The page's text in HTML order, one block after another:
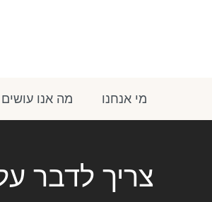
מי אנחנו מה אנו עושים
צריך לדבר